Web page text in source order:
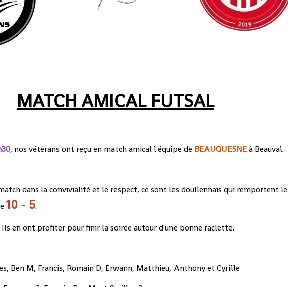
MATCH AMICAL FUTSAL
, nos vétérans ont reçu en match amical l'équipe de BEAUQUESNEà Beauval.
dans la convivialité et le respect, ce sont les doullennais qui remportent le
10 - 5.
Ils en ont profiter pour finir la soirée autour d'une bonne raclette.
Ben M, Francis, Romain D, Erwann, Matthieu, Anthony et Cyrille